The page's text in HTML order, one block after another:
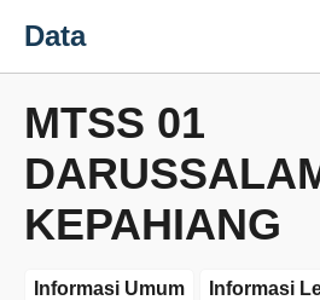
Data
MTSS 01
KEPAHIANG
Informasi Umum
Informasi